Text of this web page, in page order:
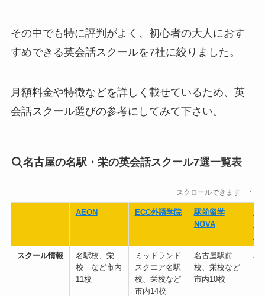
その中でも特に評判がよく、初心者の大人におす
すめできる英会話スクールを7社に絞りました。
月額料金や特徴などを詳しく載せているため、英
会話スクール選びの参考にしてみて下さい。
名古屋の名駅・栄の英会話スクール7選一覧表
スクロールできます
AEON ECC外語学院
駅前留学
NOVA
ー
ン
スクール情報
名駅校、栄
校 など市内
11校
ミッドランド
スクエア名駅
校、栄校など
市内14校
名古屋駅前
校、栄校など
市内10校
名
な